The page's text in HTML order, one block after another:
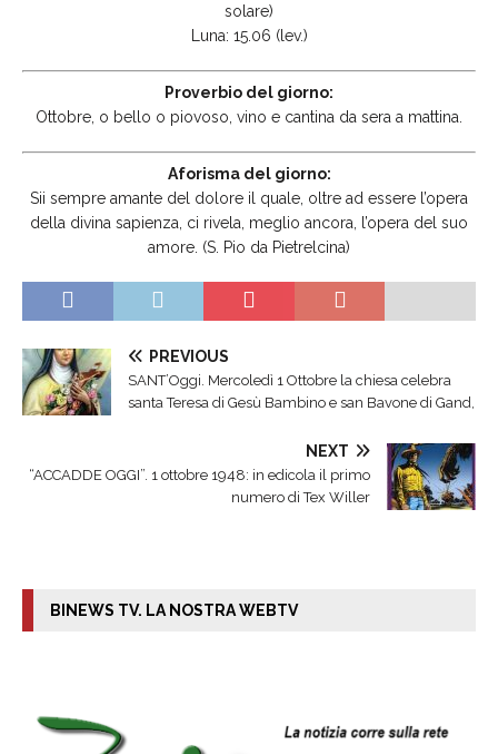
solare)
Luna: 15.06 (lev.)
Proverbio del giorno:
Ottobre, o bello o piovoso, vino e cantina da sera a mattina.
Aforisma del giorno:
Sii sempre amante del dolore il quale, oltre ad essere l’opera
della divina sapienza, ci rivela, meglio ancora, l’opera del suo
amore. (S. Pio da Pietrelcina)
PREVIOUS
SANT’Oggi. Mercoledì 1 Ottobre la chiesa celebra
santa Teresa di Gesù Bambino e san Bavone di Gand,
NEXT
“ACCADDE OGGI”. 1 ottobre 1948: in edicola il primo
numero di Tex Willer
BINEWS TV. LA NOSTRA WEBTV